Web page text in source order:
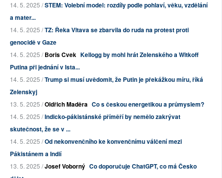
14. 5. 2025 /STEM: Volební model: rozdíly podle pohlaví, věku, vzdělání
a mater...
14. 5. 2025 /TZ: Řeka Vltava se zbarvila do ruda na protest proti
genocidě v Gaze
14. 5. 2025 /Boris Cvek Kellogg by mohl hrát Zelenského a Witkoff
Putina při jednání v Ista...
14. 5. 2025 /Trump si musí uvědomit, že Putin je překážkou míru, říká
Zelenskyj
13. 5. 2025 /Oldřich Maděra Co s českou energetikou a průmyslem?
14. 5. 2025 /Indicko-pákistánské příměří by nemělo zakrývat
skutečnost, že se v ...
14. 5. 2025 /Od nekonvenčního ke konvenčnímu válčení mezi
Pákistánem a Indií
13. 5. 2025 /Josef Voborný Co doporučuje ChatGPT, co má Česko